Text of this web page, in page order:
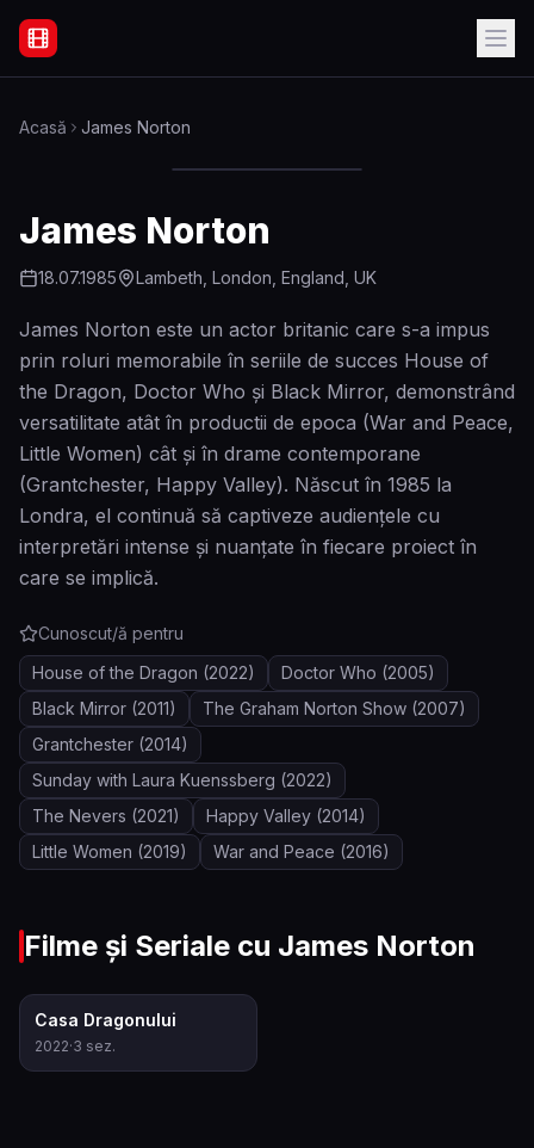
Filme Online Subtitrate - Acasă
Acasă James Norton
James Norton
18.07.1985 Lambeth, London, England, UK
James Norton este un actor britanic care s-a impus
prin roluri memorabile în seriile de succes House of
the Dragon, Doctor Who și Black Mirror, demonstrând
versatilitate atât în productii de epoca (War and Peace,
Little Women) cât și în drame contemporane
(Grantchester, Happy Valley). Născut în 1985 la
Londra, el continuă să captiveze audiențele cu
interpretări intense și nuanțate în fiecare proiect în
care se implică.
Cunoscut/ă pentru
House of the Dragon (2022) Doctor Who (2005)
Black Mirror (2011) The Graham Norton Show (2007)
Grantchester (2014)
Sunday with Laura Kuenssberg (2022)
The Nevers (2021) Happy Valley (2014)
Little Women (2019) War and Peace (2016)
Filme și Seriale cu James Norton
Casa Dragonului
2022·3 sez.